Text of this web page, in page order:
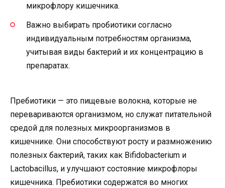
микрофлору кишечника.
Важно выбирать пробиотики согласно
индивидуальным потребностям организма,
учитывая виды бактерий и их концентрацию в
препаратах.
Пребиотики — это пищевые волокна, которые не
перевариваются организмом, но служат питательной
средой для полезных микроорганизмов в
кишечнике. Они способствуют росту и размножению
полезных бактерий, таких как Bifidobacterium и
Lactobacillus, и улучшают состояние микрофлоры
кишечника. Пребиотики содержатся во многих